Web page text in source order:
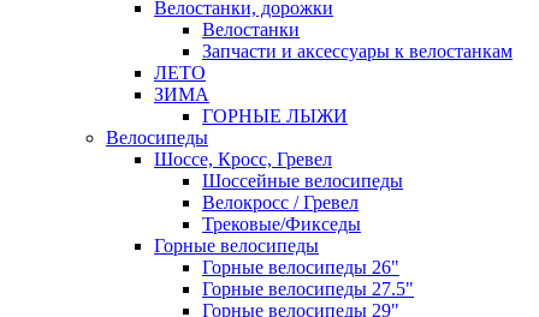
Велостанки, дорожки
Велостанки
Запчасти и аксессуары к велостанкам
ЛЕТО
ЗИМА
ГОРНЫЕ ЛЫЖИ
Велосипеды
Шоссе, Кросс, Гревел
Шоссейные велосипеды
Велокросс / Гревел
Трековые/Фикседы
Горные велосипеды
Горные велосипеды 26"
Горные велосипеды 27.5"
Горные велосипеды 29"